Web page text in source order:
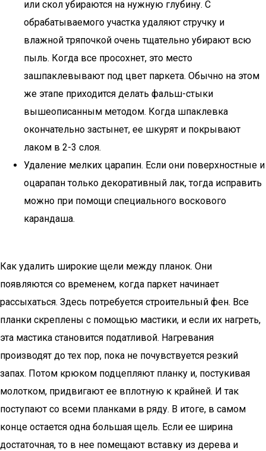
или скол убираются на нужную глубину. С
обрабатываемого участка удаляют стручку и
влажной тряпочкой очень тщательно убирают всю
пыль. Когда все просохнет, это место
зашпаклевывают под цвет паркета. Обычно на этом
же этапе приходится делать фальш-стыки
вышеописанным методом. Когда шпаклевка
окончательно застынет, ее шкурят и покрывают
лаком в 2-3 слоя.
Удаление мелких царапин. Если они поверхностные и
оцарапан только декоративный лак, тогда исправить
можно при помощи специального воскового
карандаша.
Как удалить широкие щели между планок. Они
появляются со временем, когда паркет начинает
рассыхаться. Здесь потребуется строительный фен. Все
планки скреплены с помощью мастики, и если их нагреть,
эта мастика становится податливой. Нагревания
производят до тех пор, пока не почувствуется резкий
запах. Потом крюком подцепляют планку и, постукивая
молотком, придвигают ее вплотную к крайней. И так
поступают со всеми планками в ряду. В итоге, в самом
конце остается одна большая щель. Если ее ширина
достаточная, то в нее помещают вставку из дерева и